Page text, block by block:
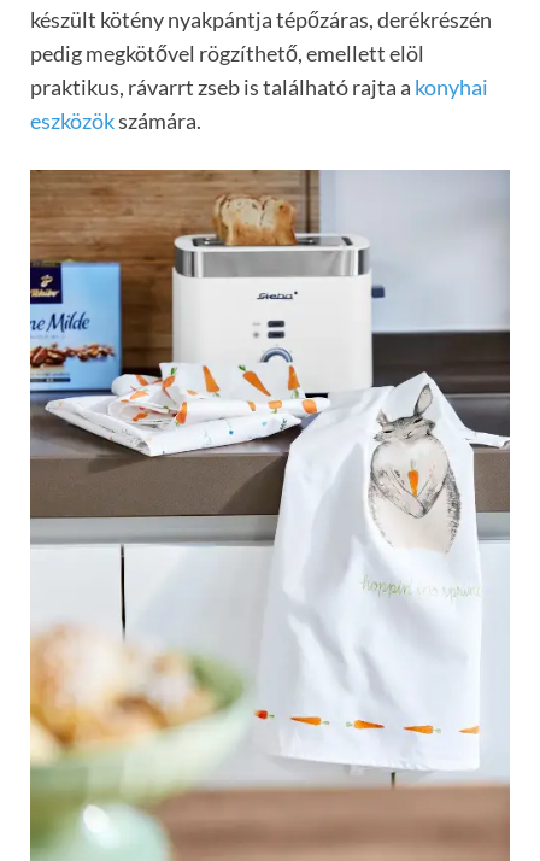
készült kötény nyakpántja tépőzáras, derékrészén
pedig megkötővel rögzíthető, emellett elöl
praktikus, rávarrt zseb is található rajta a konyhai
eszközökszámára.